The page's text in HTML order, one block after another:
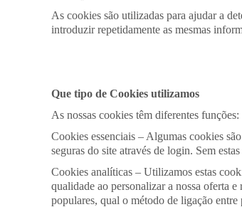
As cookies são utilizadas para ajudar a
introduzir repetidamente as mesmas
Que tipo de Cookies utilizamos
As nossas cookies têm diferentes funções:
Cookies essenciais – Algumas cookies
seguras do site através de login. Sem
Cookies analíticas – Utilizamos estas
qualidade ao personalizar a nossa oferta
populares, qual o método de ligação entre